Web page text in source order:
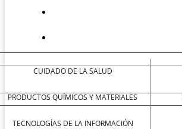
CUIDADO DE LA SALUD
PRODUCTOS QUÍMICOS Y MATERIALES
TECNOLOGÍAS DE LA INFORMACIÓN